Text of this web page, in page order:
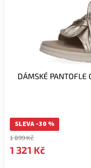
DÁMSKÉ
SLEVA -30 %
1 899 Kč
1 321 Kč